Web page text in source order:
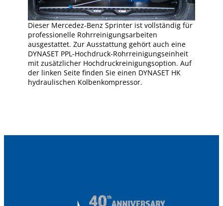
Dieser Mercedez-Benz Sprinter ist vollständig für
professionelle Rohrreinigungsarbeiten
ausgestattet. Zur Ausstattung gehört auch eine
DYNASET PPL-Hochdruck-Rohrreinigungseinheit
mit zusätzlicher Hochdruckreinigungsoption. Auf
der linken Seite finden Sie einen DYNASET HK
hydraulischen Kolbenkompressor.